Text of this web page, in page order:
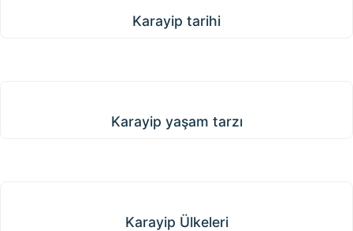
Karayip tarihi
Karayip yaşam tarzı
Karayip Ülkeleri